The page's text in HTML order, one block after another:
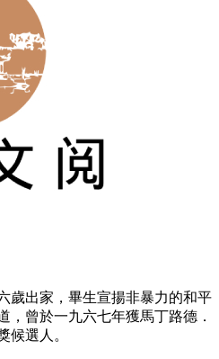
歲出家，畢生宣揚非暴力的和平
，曾於一九六七年獲馬丁路德．
候選人。